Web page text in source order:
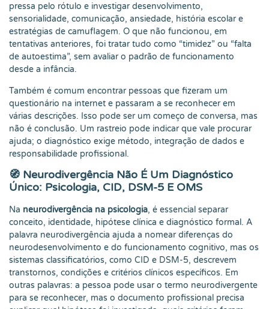
pressa pelo rótulo e investigar desenvolvimento,
sensorialidade, comunicação, ansiedade, história escolar e
estratégias de camuflagem. O que não funcionou, em
tentativas anteriores, foi tratar tudo como “timidez” ou “falta
de autoestima”, sem avaliar o padrão de funcionamento
desde a infância.
Também é comum encontrar pessoas que fizeram um
questionário na internet e passaram a se reconhecer em
várias descrições. Isso pode ser um começo de conversa, mas
não é conclusão. Um rastreio pode indicar que vale procurar
ajuda; o diagnóstico exige método, integração de dados e
responsabilidade profissional.
🧭 Neurodivergência Não É Um Diagnóstico
Único: Psicologia, CID, DSM-5 E OMS
Na neurodivergência na psicologia, é essencial separar
conceito, identidade, hipótese clínica e diagnóstico formal. A
palavra neurodivergência ajuda a nomear diferenças do
neurodesenvolvimento e do funcionamento cognitivo, mas os
sistemas classificatórios, como CID e DSM-5, descrevem
transtornos, condições e critérios clínicos específicos. Em
outras palavras: a pessoa pode usar o termo neurodivergente
para se reconhecer, mas o documento profissional precisa